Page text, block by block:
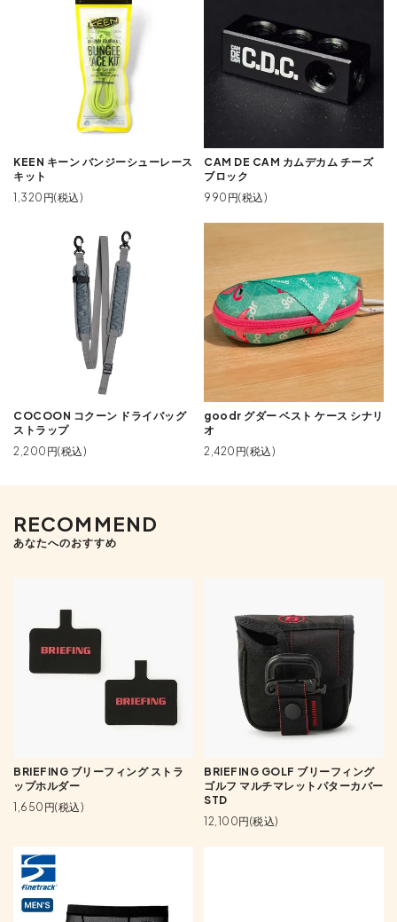
KEEN キーン バンジーシューレース
キット
1,320円(税込)
CAM DE CAM カムデカム チーズ
ブロック
990円(税込)
COCOON コクーン ドライバッグ
ストラップ
2,200円(税込)
goodr グダー ベスト ケース シナリ
オ
2,420円(税込)
RECOMMEND
あなたへのおすすめ
BRIEFING ブリーフィング ストラ
ップホルダー
1,650円(税込)
BRIEFING GOLF ブリーフィング
ゴルフ マルチマレットパターカバー
STD
12,100円(税込)